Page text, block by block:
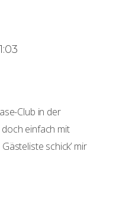
Club in der
doch einfach mit
schick’ mir